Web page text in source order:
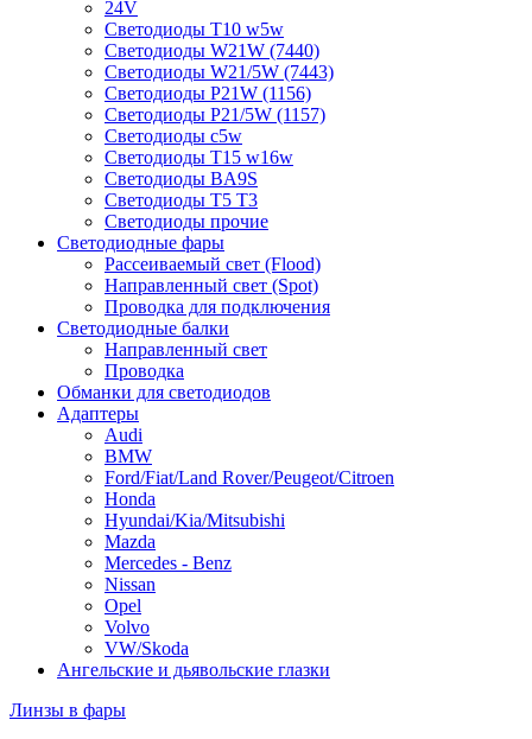
24V
Светодиоды T10 w5w
Светодиоды W21W (7440)
Светодиоды W21/5W (7443)
Светодиоды P21W (1156)
Светодиоды P21/5W (1157)
Светодиоды c5w
Светодиоды T15 w16w
Светодиоды BA9S
Светодиоды T5 T3
Светодиоды прочие
Светодиодные фары
Рассеиваемый свет (Flood)
Направленный свет (Spot)
Проводка для подключения
Светодиодные балки
Направленный свет
Проводка
Обманки для светодиодов
Адаптеры
Audi
BMW
Ford/Fiat/Land Rover/Peugeot/Citroen
Honda
Hyundai/Kia/Mitsubishi
Mazda
Mercedes - Benz
Nissan
Opel
Volvo
VW/Skoda
Ангельские и дьявольские глазки
Линзы в фары